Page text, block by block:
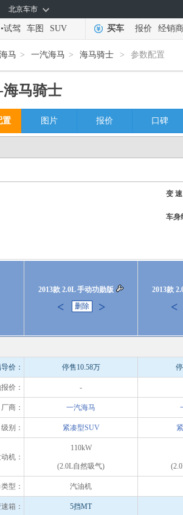
北京车市
•试驾 车图 SUV 买车 报价 经销商
海马 > 一汽海马 > 海马骑士 > 参数配置
海马骑士
置 图片 报价 口碑
变
车身
2013款 2.0L 手动功勋版
< 删除 >
2013款
<
价： 停售10.58万
价： -
厂商： 一汽海马
级别： 紧凑型SUV
机：
110kW
(2.0L自然吸气)
型： 汽油机
箱： 5挡MT